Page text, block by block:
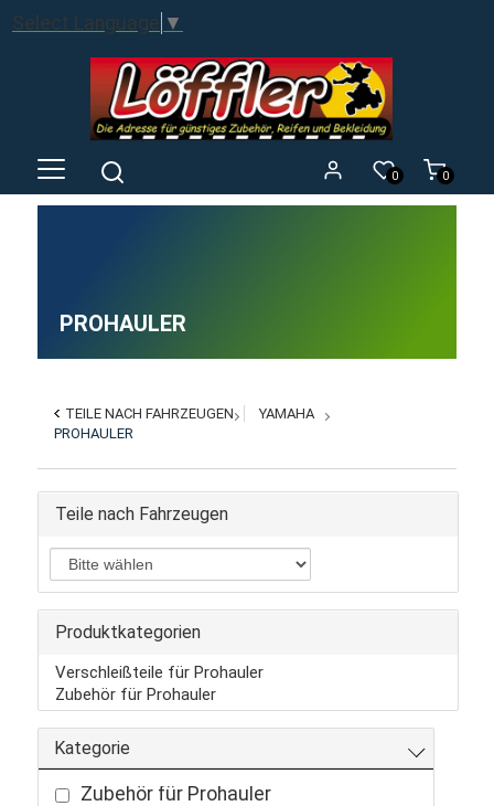
Select Language ▼
0
0
PROHAULER
TEILE NACH FAHRZEUGEN
YAMAHA
PROHAULER
Teile nach Fahrzeugen
Produktkategorien
Verschleißteile für Prohauler
Zubehör für Prohauler
Kategorie
Zubehör für Prohauler